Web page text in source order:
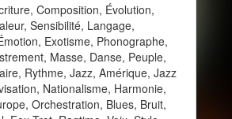
Composition, Évolution,
Sensibilité, Langage,
Exotisme, Phonographe,
Masse, Danse, Peuple,
Rythme, Jazz, Amérique, Jazz
Nationalisme, Harmonie,
Orchestration, Blues, Bruit,